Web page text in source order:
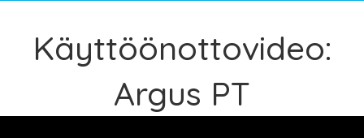
Käyttöönottovideo:
Argus PT